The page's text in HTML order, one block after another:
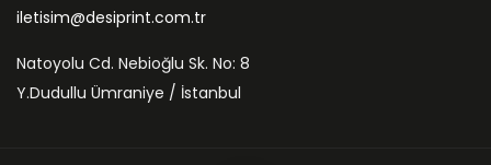
iletisim@desiprint.com.tr
Natoyolu Cd. Nebioğlu Sk. No: 8
Y.Dudullu Ümraniye / İstanbul